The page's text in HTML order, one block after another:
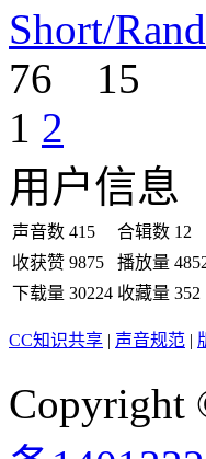
Short/
76
15
1 2
用户信息
声音数 415 合辑数 12
收获赞 9875 播放量
下载量 30224 收藏量 352
CC知识共享 | 声音规范 |
Copyright